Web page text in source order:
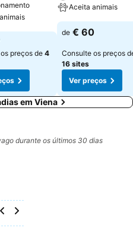
preços de4
Aceita animais
de € 60
Consulte os preços
16 sites
Ver preços
em Viena
durante os últimos 30 dias